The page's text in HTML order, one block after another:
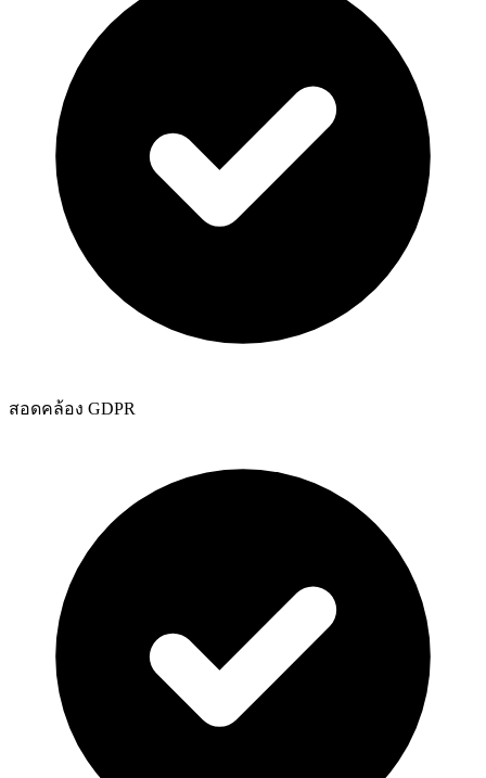
สอดคล้อง GDPR